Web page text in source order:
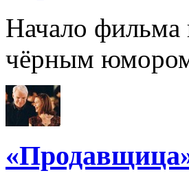
Начало фильма
чёрным